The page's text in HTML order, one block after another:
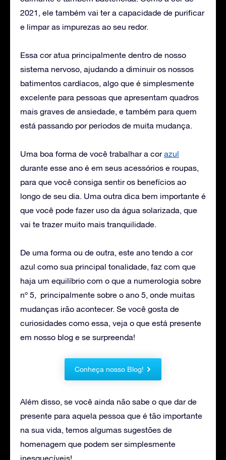
2021, ele também vai ter a capacidade de purificar
e limpar as impurezas ao seu redor.
Essa cor atua principalmente dentro de nosso
sistema nervoso, ajudando a diminuir os nossos
batimentos cardíacos, algo que é simplesmente
excelente para pessoas que apresentam quadros
mais graves de ansiedade, e também para quem
está passando por períodos de muita mudança.
Uma boa forma de você trabalhar a corazul
durante esse ano é em seus acessórios e roupas,
para que você consiga sentir os benefícios ao
longo de seu dia. Uma outra dica bem importante é
que você pode fazer uso da água solarizada, que
vai te trazer muito mais tranquilidade.
De uma forma ou de outra, este ano tendo a cor
azul como sua principal tonalidade, faz com que
haja um equilíbrio com o que a numerologia sobre
nº 5, principalmente sobre o ano 5, onde muitas
mudanças irão acontecer. Se você gosta de
curiosidades como essa, veja o que está presente
em nosso blog e se surpreenda!
Conheça nosso Blog!
Além disso, se você ainda não sabe o que dar de
presente para aquela pessoa que é tão importante
na sua vida, temos algumas sugestões de
homenagem que podem ser simplesmente
inesquecíveis!